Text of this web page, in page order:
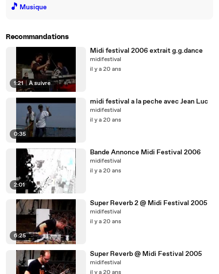
🎵 Musique
Recommandations
1:21 | À suivre
Midi festival 2006 extrait g.g.dance
midifestival
il y a 20 ans
0:35
midi festival a la peche avec Jean Luc
midifestival
il y a 20 ans
2:01
Bande Annonce Midi Festival 2006
midifestival
il y a 20 ans
6:25
Super Reverb 2 @ Midi Festival 2005
midifestival
il y a 20 ans
Super Reverb @ Midi Festival 2005
midifestival